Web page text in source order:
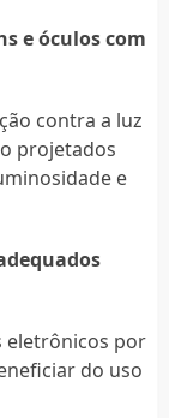
e óculos com
contra a luz
projetados
e
eletrônicos por
do uso